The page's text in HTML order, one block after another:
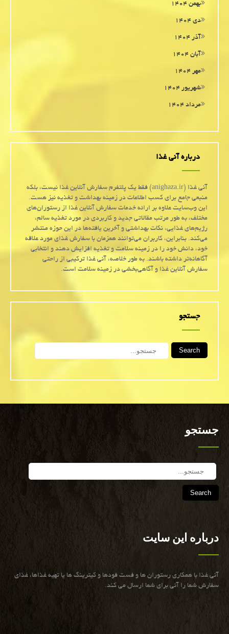
بهمن ۱۴۰۴
دی ۱۴۰۴
آذر ۱۴۰۴
آبان ۱۴۰۴
مهر ۱۴۰۴
شهریور ۱۴۰۴
مرداد ۱۴۰۴
درباره آنی غذا
آنی غذا (anighaza.ir) فقط یک پلتفرم سفارش آنلاین غذا نیست، بلکه
منبعی جامع برای کسب اطلاعات در زمینه بهداشت و تغذیه نیز هست.
این وب‌سایت علاوه بر ارائه خدمات سفارش آنلاین غذا از رستوران‌های
مختلف، به طور مرتب مقالاتی جدید و کاربردی در مورد تغذیه سالم،
رژیم‌های غذایی، نکات بهداشتی و آخرین یافته‌ها در این حوزه منتشر
می‌کند. بنابراین، کاربران می‌توانند همزمان با سفارش غذای مورد علاقه
خود، دانش خود را در زمینه سلامت و تغذیه افزایش دهند و انتخابی
آگاهانه‌تر داشته باشند. به طور خلاصه، آنی غذا ترکیبی از راحتی
سفارش آنلاین غذا و آگاهی‌بخشی در زمینه سلامت است.
جستجو
Search
جستجو
درباره این سایت
آنی غذا با همكاری رستوران ها و فست فودها و كیترینگ ها یا تهیه غذاها، غذای
سفارش شما را آنی برای شما ارسال می كند.